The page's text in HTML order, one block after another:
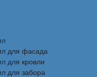
для фасада
для кровли
для забора